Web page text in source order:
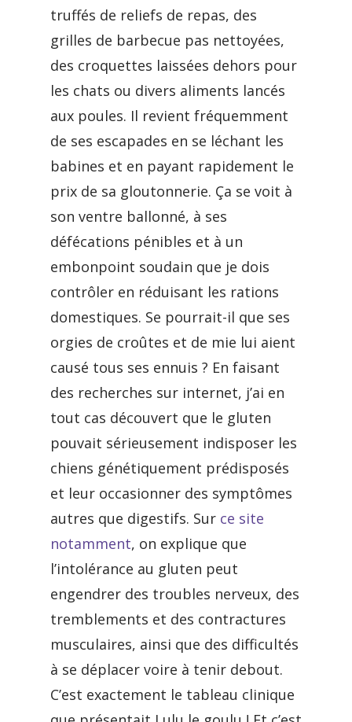
truffés de reliefs de repas, des
grilles de barbecue pas nettoyées,
des croquettes laissées dehors pour
les chats ou divers aliments lancés
aux poules. Il revient fréquemment
de ses escapades en se léchant les
babines et en payant rapidement le
prix de sa gloutonnerie. Ça se voit à
son ventre ballonné, à ses
défécations pénibles et à un
embonpoint soudain que je dois
contrôler en réduisant les rations
domestiques. Se pourrait-il que ses
orgies de croûtes et de mie lui aient
causé tous ses ennuis ? En faisant
des recherches sur internet, j’ai en
tout cas découvert que le gluten
pouvait sérieusement indisposer les
chiens génétiquement prédisposés
et leur occasionner des symptômes
autres que digestifs. Sur ce site
notamment, on explique que
l’intolérance au gluten peut
engendrer des troubles nerveux, des
tremblements et des contractures
musculaires, ainsi que des difficultés
à se déplacer voire à tenir debout.
C’est exactement le tableau clinique